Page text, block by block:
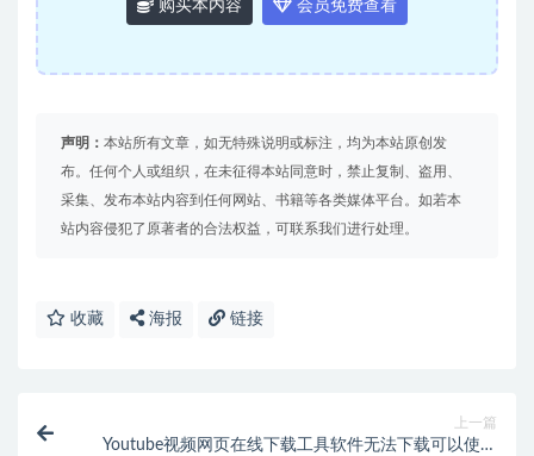
购买本内容 会员免费查看
声明： 本站所有文章，如无特殊说明或标注，均为本站原创发
布。任何个人或组织，在未征得本站同意时，禁止复制、盗用、
采集、发布本站内容到任何网站、书籍等各类媒体平台。如若本
站内容侵犯了原著者的合法权益，可联系我们进行处理。
收藏 海报 链接
上一篇
Youtube视频网页在线下载工具软件无法下载可以使用